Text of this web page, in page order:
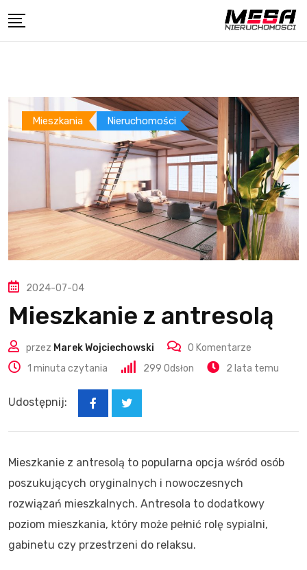
to
Mieszkania Nieruchomości
2024-07-04
Mieszkanie z antresolą
przez Marek Wojciechowski 0 Komentarze
1 minuta czytania
299 Odsłon 2 lata temu
Udostępnij:
Mieszkanie z antresolą to popularna opcja wśród osób
poszukujących oryginalnych i nowoczesnych
rozwiązań mieszkalnych. Antresola to dodatkowy
poziom mieszkania, który może pełnić rolę sypialni,
gabinetu czy przestrzeni do relaksu.